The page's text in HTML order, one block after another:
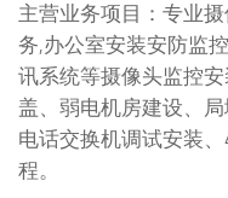
主营业务项目：专业
务,办公室安装安防监
讯系统等摄像头监控
盖、弱电机房建设、
电话交换机调试安装
程。